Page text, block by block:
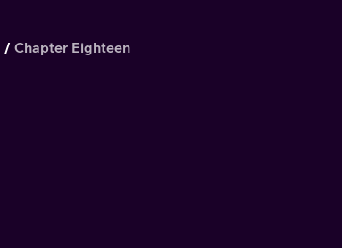
Chapter Eighteen